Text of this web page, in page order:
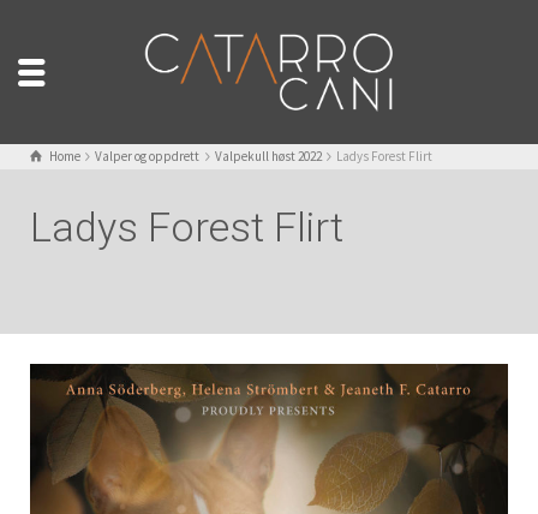
Home Valper og oppdrett Valpekull høst 2022 Ladys Forest Flirt
Ladys Forest Flirt